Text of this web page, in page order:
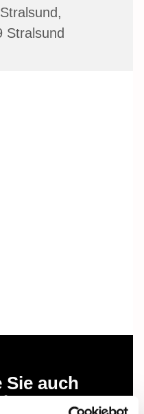
Stralsund
Sie auch